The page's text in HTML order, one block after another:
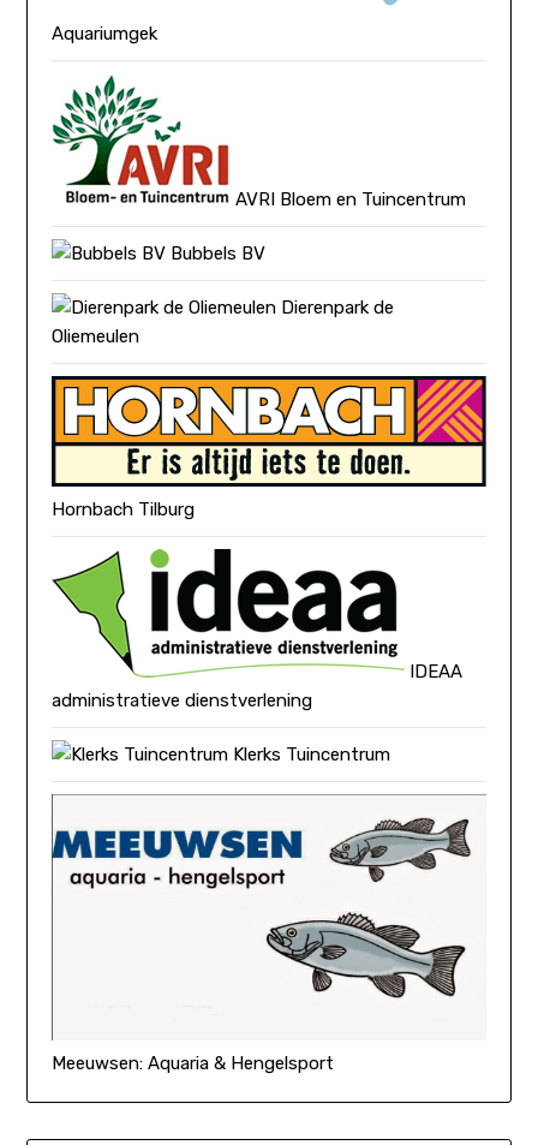
Aquariumgek
AVRI Bloem en Tuincentrum
Bubbels BV
Dierenpark de
Oliemeulen
Hornbach Tilburg
IDEAA
administratieve dienstverlening
Klerks Tuincentrum
Meeuwsen: Aquaria & Hengelsport